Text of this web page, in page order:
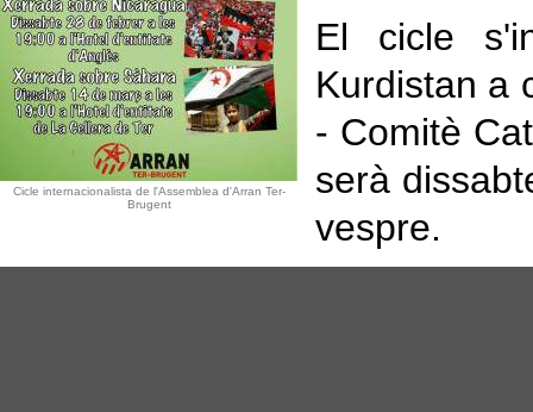
Cicle internacionalista de l'Assemblea d'Arran Ter-
Brugent
El cicle
Kurdistan a
- Comitè
serà
vespre.